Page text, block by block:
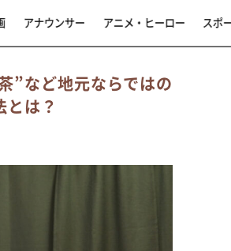
アナウンサー アニメ・ヒーロー スポ
”など地元ならではの
は？